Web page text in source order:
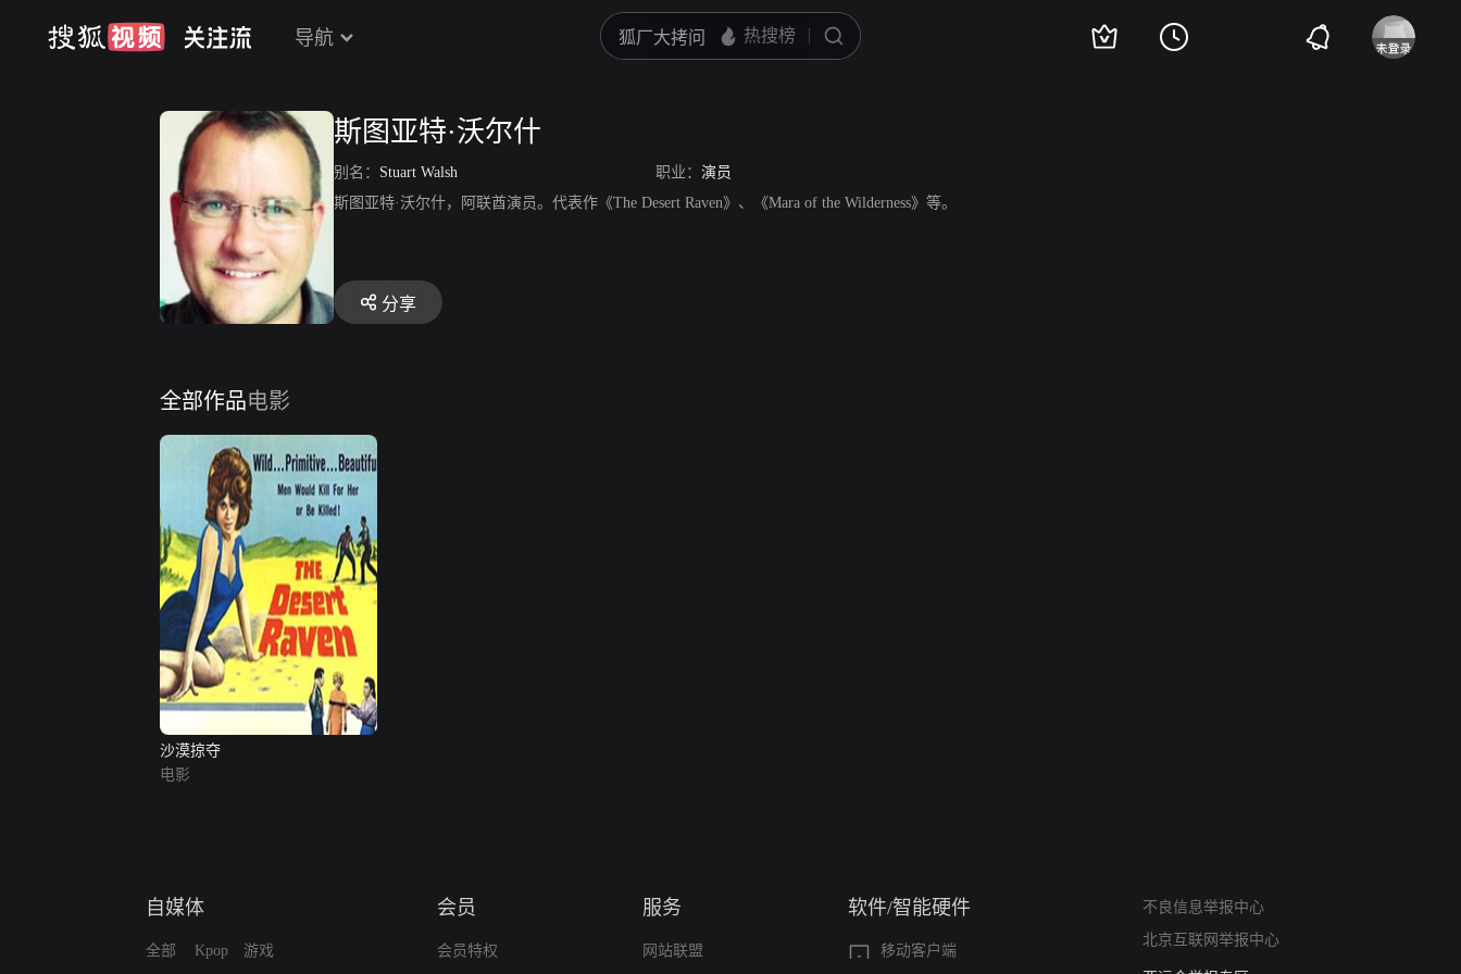
导航
斯图亚特·沃尔什
别名： Stuart Walsh 职业： 演员
斯图亚特·沃尔什，阿联酋演员。代表作《The Desert Raven》、《Mara of the Wilderness》等。
分享
全部作品电影
沙漠掠夺
电影
自媒体
全部 Kpop 游戏
会员
会员特权
服务
网站联盟
软件/智能硬件
移动客户端
不良信息举报中心
北京互联网举报中心
算法推荐专项举报